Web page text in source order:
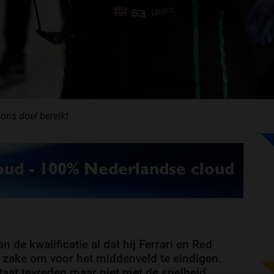
doel bereikt
de kwalificatie al dat hij Ferrari en Red
om voor het middenveld te eindigen.